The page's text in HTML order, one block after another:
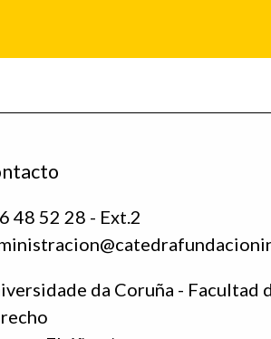
48 52 28 - Ext.2
da Coruña - Facultad